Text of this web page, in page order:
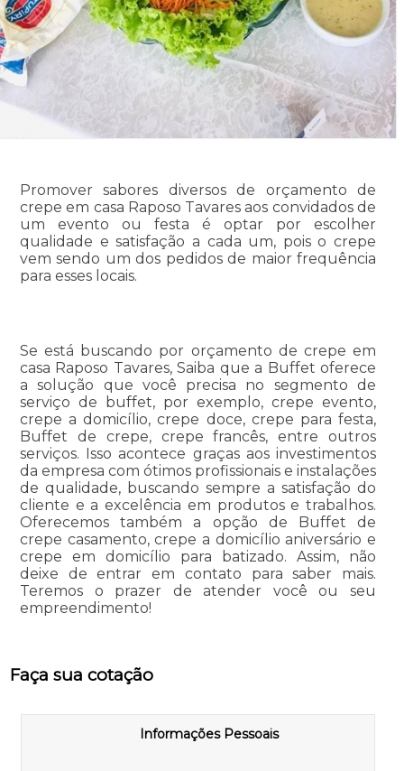
Promover sabores diversos de orçamento de
crepe em casa Raposo Tavares aos convidados de
um evento ou festa é optar por escolher
qualidade e satisfação a cada um, pois o crepe
vem sendo um dos pedidos de maior frequência
para esses locais.
Se está buscando por orçamento de crepe em
casa Raposo Tavares, Saiba que a Buffet oferece
a solução que você precisa no segmento de
serviço de buffet, por exemplo, crepe evento,
crepe a domicílio, crepe doce, crepe para festa,
Buffet de crepe, crepe francês, entre outros
serviços. Isso acontece graças aos investimentos
da empresa com ótimos profissionais e instalações
de qualidade, buscando sempre a satisfação do
cliente e a excelência em produtos e trabalhos.
Oferecemos também a opção de Buffet de
crepe casamento, crepe a domicílio aniversário e
crepe em domicílio para batizado. Assim, não
deixe de entrar em contato para saber mais.
Teremos o prazer de atender você ou seu
empreendimento!
Faça sua cotação
Informações Pessoais